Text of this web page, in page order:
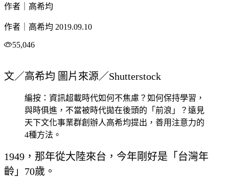
作者｜高希均
作者｜高希均 2019.09.10
55,046
文／高希均 圖片來源／Shutterstock
編按：資訊超載時代如何不焦慮？如何保持學習，
與時俱進，不當被時代拋在後頭的「前浪」？遠見
天下文化事業群創辦人高希均提出，善用注意力的
4種方法。
1949，那年從大陸來台，今年剛好是「台灣年
齡」70歲。